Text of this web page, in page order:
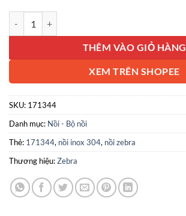
THÊM VÀO GIỎ HÀNG
XEM TRÊN SHOPEE
SKU: 171344
Danh mục: Nồi - Bộ nồi
Thẻ: 171344, nồi inox 304, nồi zebra
Thương hiệu:Zebra